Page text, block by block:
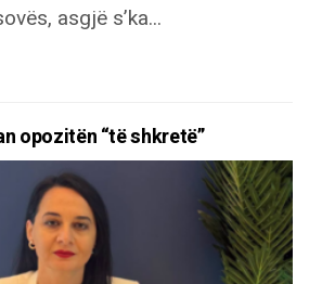
asgjë s’ka...
opozitën “të shkretë”